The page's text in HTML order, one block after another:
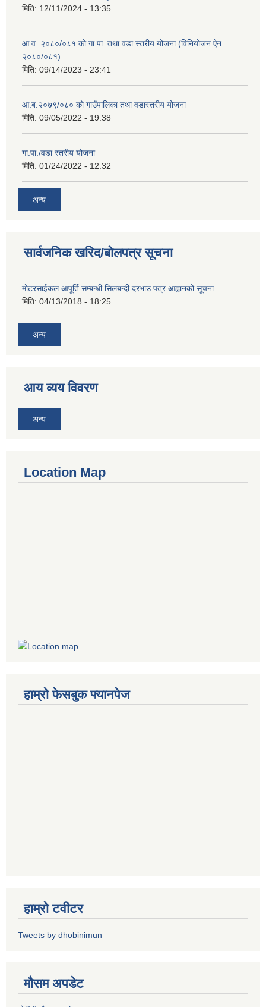
मिति: 12/11/2024 - 13:35
आ.व. २०८०/०८१ को गा.पा. तथा वडा स्तरीय योजना (विनियोजन ऐन
२०८०/०८१)
मिति: 09/14/2023 - 23:41
आ.ब.२०७९/०८० को गाउँपालिका तथा वडास्तरीय योजना
मिति: 09/05/2022 - 19:38
गा.पा./वडा स्तरीय योजना
मिति: 01/24/2022 - 12:32
अन्य
सार्वजनिक खरिद/बोलपत्र सूचना
मोटरसाईकल आपूर्ति सम्बन्धी सिलबन्दी दरभाउ पत्र आह्वानको सूचना
मिति: 04/13/2018 - 18:25
अन्य
आय व्यय विवरण
अन्य
Location Map
हाम्रो फेसबुक फ्यानपेज
हाम्रो टवीटर
Tweets by dhobinimun
मौसम अपडेट